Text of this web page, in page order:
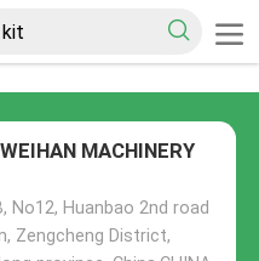
MACHINERY
No12, Huanbao 2nd road
Zengcheng District,